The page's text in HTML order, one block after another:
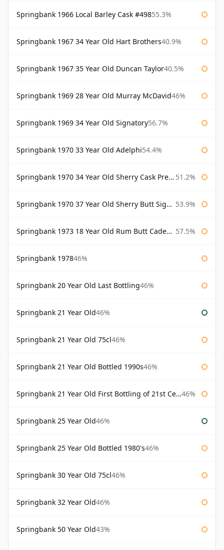
Springbank 1966 Local Barley Cask #49855.3%
Springbank 1967 34 Year Old Hart Brothers40.9%
Springbank 1967 35 Year Old Duncan Taylor40.5%
Springbank 1969 28 Year Old Murray McDavid46%
Springbank 1969 34 Year Old Signatory56.7%
Springbank 1970 33 Year Old Adelphi54.4%
Springbank 1970 34 Year Old Sherry Cask Prestonfield 51.2%
Springbank 1970 37 Year Old Sherry Butt Signatory Cask Strength Collection 53.9%
Springbank 1973 18 Year Old Rum Butt Cadenhead's 57.5%
Springbank 197846%
Springbank 20 Year Old Last Bottling46%
Springbank 21 Year Old46%
Springbank 21 Year Old 75cl46%
Springbank 21 Year Old Bottled 1990s46%
Springbank 21 Year Old First Bottling of 21st Century 46%
Springbank 25 Year Old46%
Springbank 25 Year Old Bottled 1980's46%
Springbank 30 Year Old 75cl46%
Springbank 32 Year Old46%
Springbank 50 Year Old43%